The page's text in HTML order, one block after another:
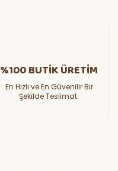
%100 BUTİK ÜRETİM
En Hızlı ve En Güvenilir Bir
Şekilde Teslimat.